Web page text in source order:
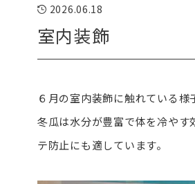
2026.06.18
室内装飾
６月の室内装飾に触れている
冬瓜は水分が豊富で体を冷や
テ防止にも適しています。